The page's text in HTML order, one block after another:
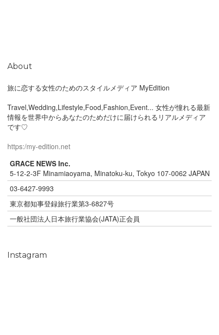
About
旅に恋する女性のためのスタイルメディア MyEdition
Travel,Wedding,Lifestyle,Food,Fashion,Event... 女性が憧れる最新
情報を世界中からあなたのためだけに届けられるリアルメディア
です♡
https:/my-edition.net
GRACE NEWS Inc.
5-12-2-3F Minamiaoyama, Minatoku-ku, Tokyo 107-0062 JAPAN
03-6427-9993
東京都知事登録旅行業第3-6827号
一般社団法人日本旅行業協会(JATA)正会員
Instagram